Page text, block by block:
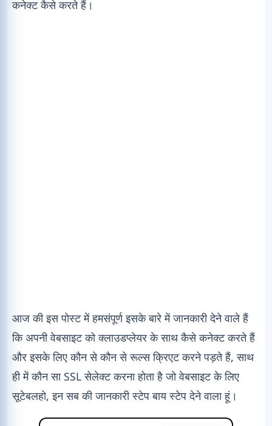
कनेक्ट कैसे करते हैं।
आज की इस पोस्ट में हमसंपूर्ण इसके बारे में जानकारी देने वाले हैं
कि अपनी वेबसाइट को क्लाउडप्लेयर के साथ कैसे कनेक्ट करते हैं
और इसके लिए कौन से कौन से रूल्स क्रिएट करने पड़ते हैं, साथ
ही में कौन सा SSL सेलेक्ट करना होता है जो वेबसाइट के लिए
सूटेबलहो, इन सब की जानकारी स्टेप बाय स्टेप देने वाला हूं।